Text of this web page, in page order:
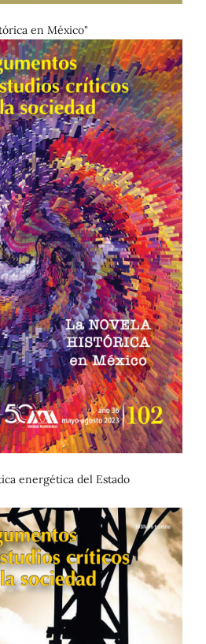
en México"
energética del Estado